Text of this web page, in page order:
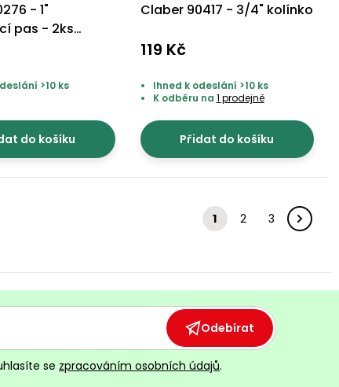
- 1"
pas - 2ks
>10 ks
do košíku
Claber 90417 - 3/4" kolínko
119 Kč
Ihned k odeslání >10 ks
K odběru na 1 prodejně
Přidat do košíku
1 2 3
Odebírat
se zpracováním osobních údajů.